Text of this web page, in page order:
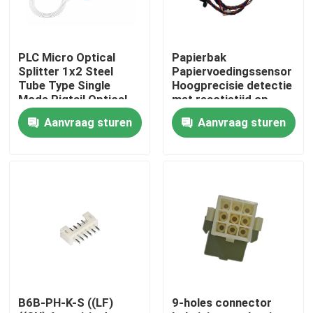
Kwaliteitscontrole
Contacteer ons
kantoorprinter
Koelschroeftransmissiecomponent
PLC Micro Optical
Splitter 1x2 Steel
Tube Type Single
Mode Pigtail Optical
Divider SC-P
Aanvraag sturen
Papierbak
Papiervoedingssensor
Hoogprecisie detectie
met reactietijd op
milliseconde niveau
Aanvraag sturen
B6B-PH-K-S ((LF)
9-holes connector